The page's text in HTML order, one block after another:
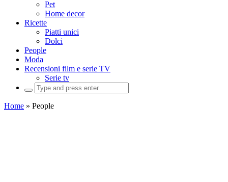
Pet
Home decor
Ricette
Piatti unici
Dolci
People
Moda
Recensioni film e serie TV
Serie tv
Search
for:
Home » People